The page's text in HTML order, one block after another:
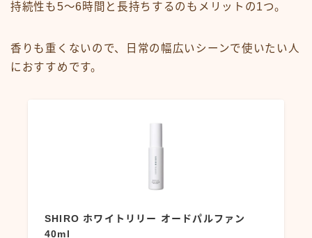
持続性も5～6時間と長持ちするのもメリットの1つ。
香りも重くないので、日常の幅広いシーンで使いたい人
におすすめです。
SHIRO ホワイトリリー オードパルファン
40ml